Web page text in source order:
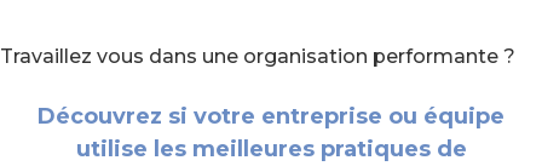
Travaillez vous dans une organisation performante ?
Découvrez si votre entreprise ou équipe
utilise les meilleures pratiques de